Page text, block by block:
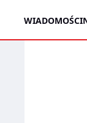
WIADOMOŚCI